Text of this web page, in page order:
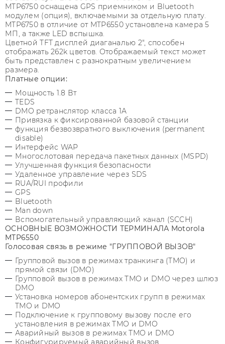
MTP6750 оснащена GPS приемником и Bluetooth
модулем (опция), включаемыми за отдельную плату.
MTP6750 в отличие от MTP6550 установлена камера 5
МП, а также LED вспышка.
Цветной TFT дисплей диаганалью 2", способен
отображать 262k цветов. Отображаемый текст может
быть представлен с разнократным увеличением
размера.
Платные опции:
Мощность 1.8 Вт
TEDS
DMO ретранслятор класса 1A
Привязка к фиксированной базовой станции
функция безвозвратного выключения (permanent
disable)
Интерфейс WAP
Многослотовая передача пакетных данных (MSPD)
Улучшенная функция безопасности
Удаленное управление через SDS
RUA/RUI профили
GPS
Bluetooth
Man down
Вспомогательный управляющий канал (SCCH)
ОСНОВНЫЕ ВОЗМОЖНОСТИ ТЕРМИНАЛА Motorola
MTP6550
Голосовая связь в режиме "ГРУППОВОЙ ВЫЗОВ"
Групповой вызов в режимах транкинга (TMO) и
прямой связи (DMO)
Групповой вызов в режимах TMO и DMO через шлюз
DMO
Установка номеров абонентских групп в режимах
TMO и DMO
Подключение к групповому вызову после его
установления в режимах TMO и DMO
Аварийный вызов в режимах TMO и DMO
Конфигурируемый аварийный вызов